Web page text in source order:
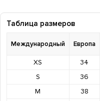
Таблица размеров
Международный Европа
XS
34
S
36
M
38